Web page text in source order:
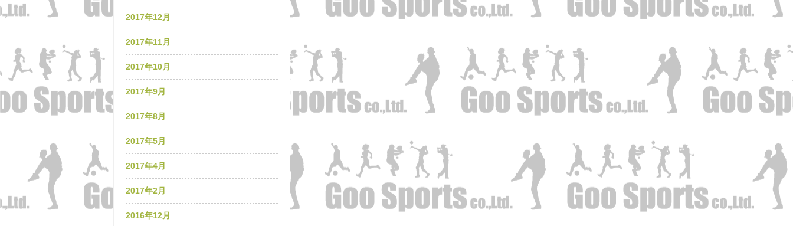
2017年12月
2017年11月
2017年10月
2017年9月
2017年8月
2017年5月
2017年4月
2017年2月
2016年12月